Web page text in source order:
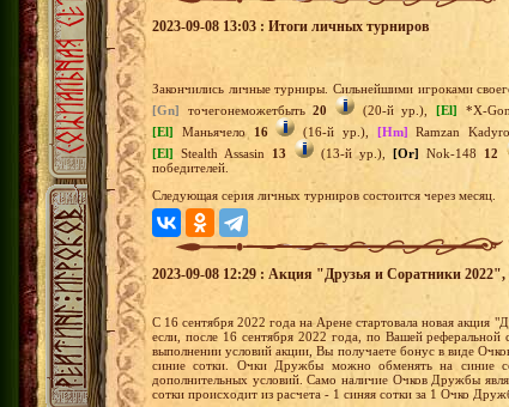
2023-09-08 13:03 : Итоги личных турниров
Закончились личные турниры. Сильнейшими игроками
[Gn] точегонеможетбыть20 (20-й ур.), [El] *X-
[El] Маньячело 16 (16-й ур.), [Hm] Ramzan
[El] Stealth Assasin 13 (13-й ур.),[Or] Nok-148 12
победителей.
Следующая серия личных турниров состоится через месяц.
2023-09-08 12:29 : Акция "Друзья и Соратники
С 16 сентября 2022 года на Арене стартовала новая акция
если, после 16 сентября 2022 года, по Вашей реферальной
выполнении условий акции, Вы получаете бонус в виде
синие сотки. Очки Дружбы можно обменять на синие
дополнительных условий. Само наличие Очков Дружбы
сотки происходит из расчета - 1 синяя сотки за 1 Очко